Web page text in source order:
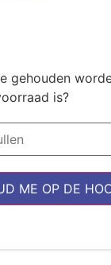
gehouden
is?
ME OP DE